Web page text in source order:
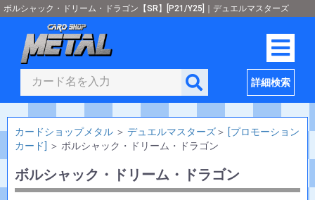
ボルシャック・ドリーム・ドラゴン【SR】[P21/Y25]｜デュエルマスターズ
詳細検索
カードショップメタル ＞ デュエルマスターズ＞ [プロモーション
カード]
＞ ボルシャック・ドリーム・ドラゴン
ボルシャック・ドリーム・ドラゴン